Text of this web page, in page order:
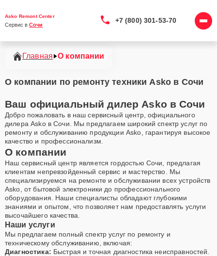
Asko Remont Center
Сервис в Сочи
+7 (800) 301-53-70
Главная О компании
О компании по ремонту техники Asko в Сочи
Ваш официальный дилер Asko в Сочи
Добро пожаловать в наш сервисный центр, официального
дилера Asko в Сочи. Мы предлагаем широкий спектр услуг по
ремонту и обслуживанию продукции Asko, гарантируя высокое
качество и профессионализм.
О компании
Наш сервисный центр является гордостью Сочи, предлагая
клиентам непревзойденный сервис и мастерство. Мы
специализируемся на ремонте и обслуживании всех устройств
Asko, от бытовой электроники до профессионального
оборудования. Наши специалисты обладают глубокими
знаниями и опытом, что позволяет нам предоставлять услуги
высочайшего качества.
Наши услуги
Мы предлагаем полный спектр услуг по ремонту и
техническому обслуживанию, включая:
Диагностика: Быстрая и точная диагностика неисправностей.